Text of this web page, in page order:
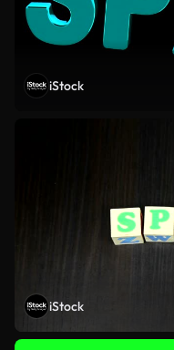
iStock
iStock